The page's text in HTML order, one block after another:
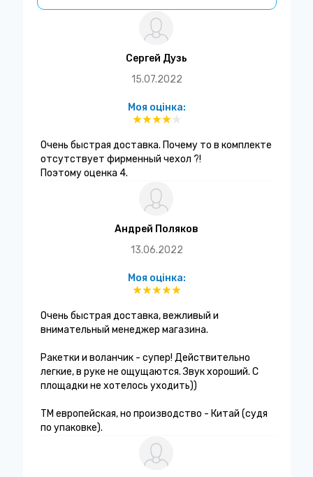
Сергей Дузь
15.07.2022
Моя оцінка:
Очень быстрая доставка. Почему то в комплекте
отсутствует фирменный чехол ?!
Поэтому оценка 4.
Андрей Поляков
13.06.2022
Моя оцінка:
Очень быстрая доставка, вежливый и
внимательный менеджер магазина.
Ракетки и воланчик - супер! Действительно
легкие, в руке не ощущаются. Звук хороший. С
площадки не хотелось уходить))
ТМ европейская, но производство - Китай (судя
по упаковке).